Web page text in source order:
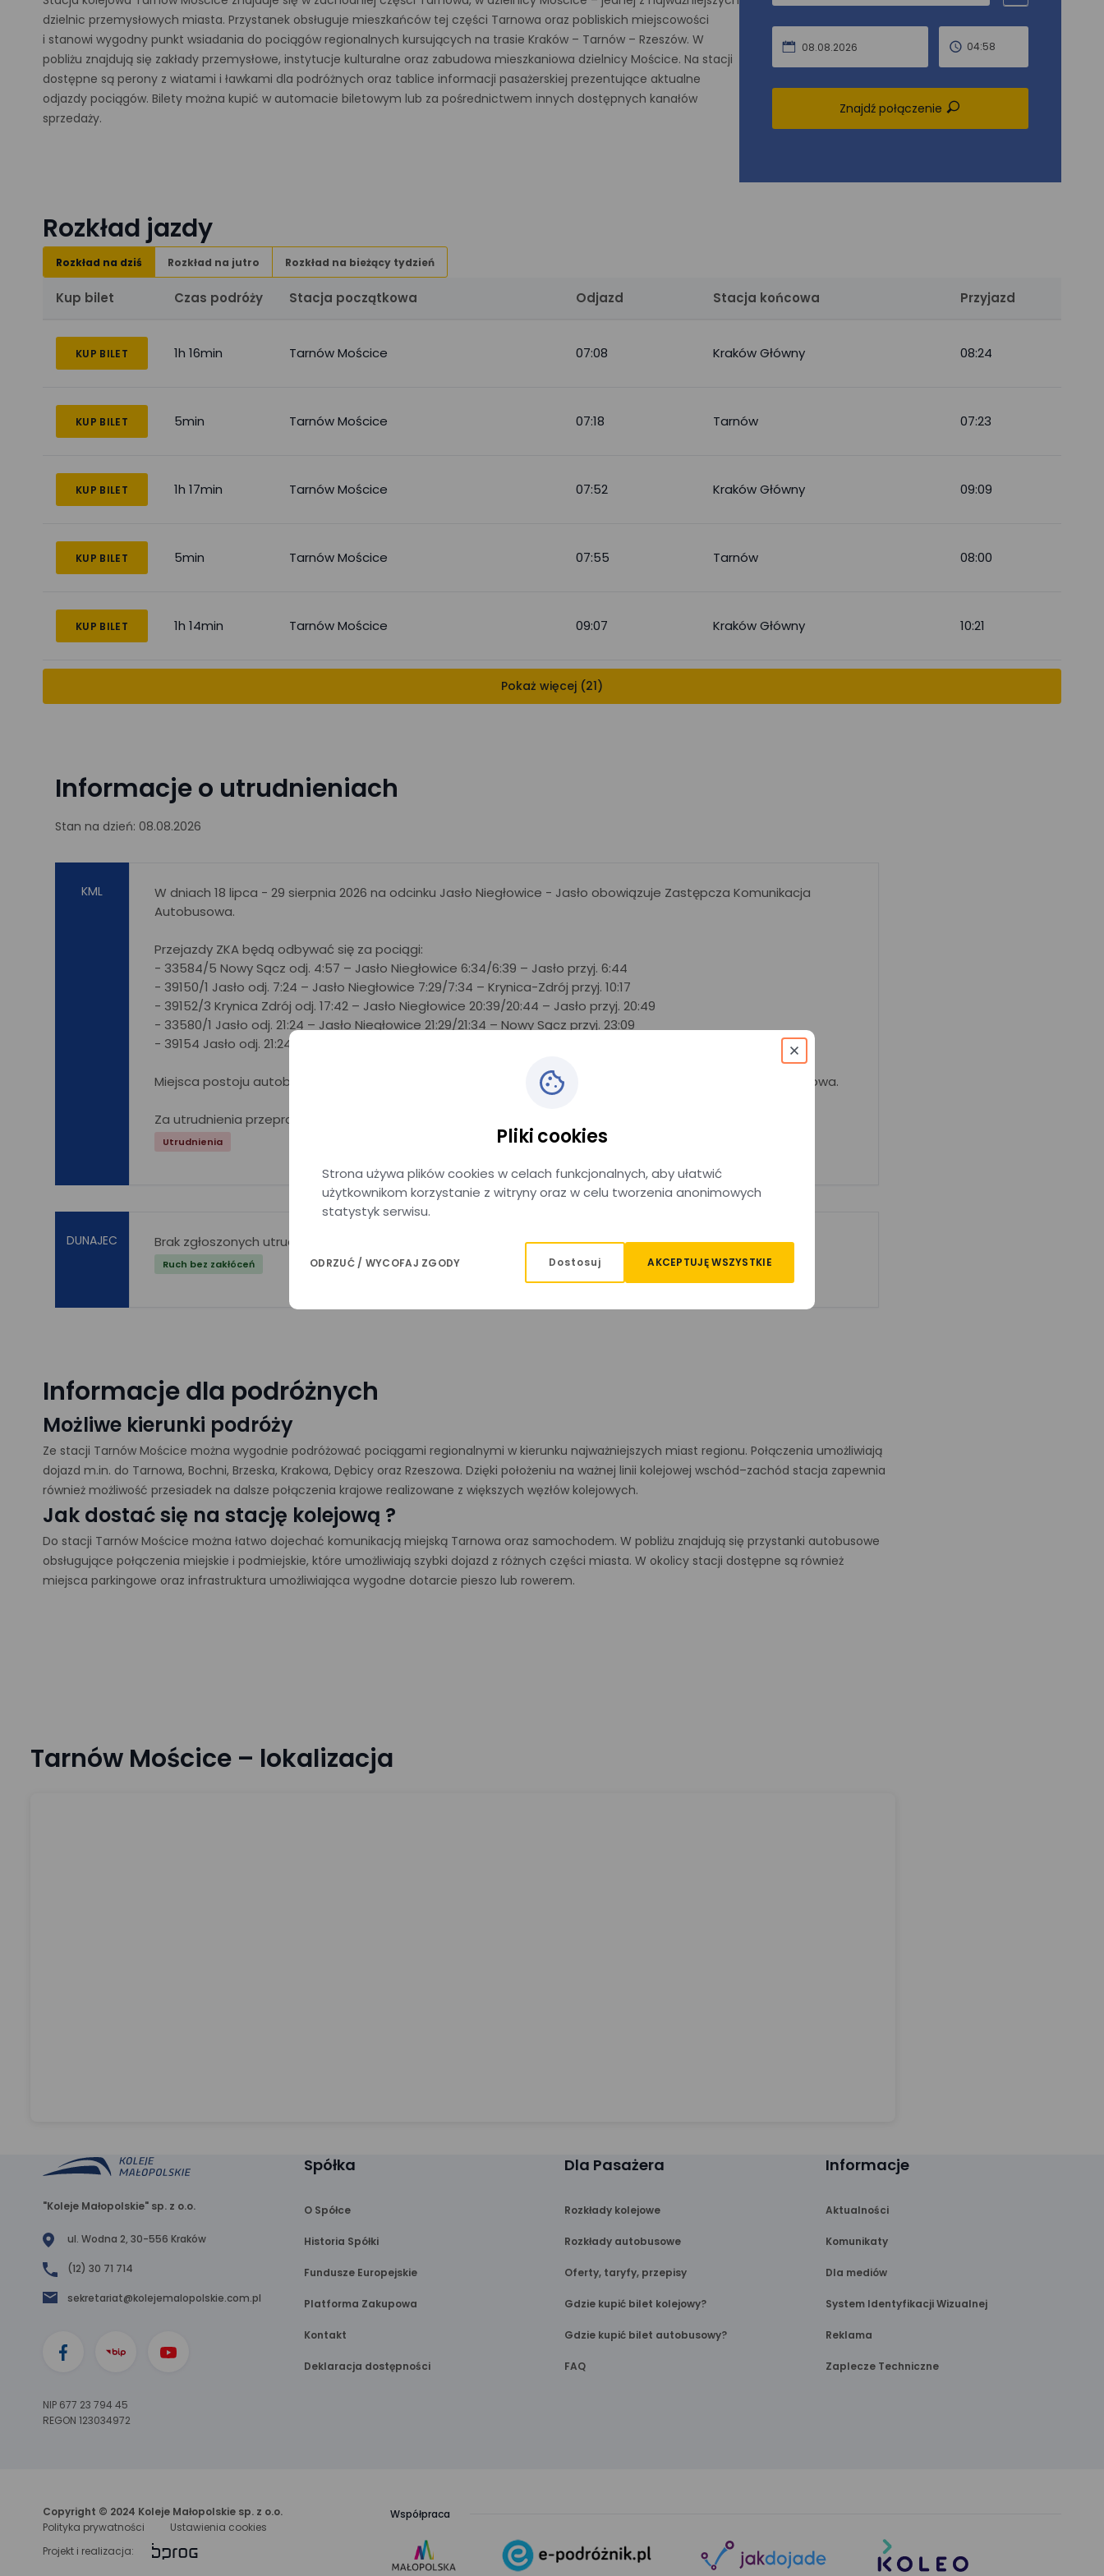
dzielnic przemysłowych miasta. Przystanek obsługuje mieszkańców tej części Tarnowa oraz pobliskich miejscowości
i stanowi wygodny punkt wsiadania do pociągów regionalnych kursujących na trasie Kraków – Tarnów – Rzeszów. W
pobliżu znajdują się zakłady przemysłowe, instytucje kulturalne oraz zabudowa mieszkaniowa dzielnicy Mościce. Na stacji
dostępne są perony z wiatami i ławkami dla podróżnych oraz tablice informacji pasażerskiej prezentujące aktualne
odjazdy pociągów. Bilety można kupić w automacie biletowym lub za pośrednictwem innych dostępnych kanałów
sprzedaży.
08.08.2026 04:58
Znajdź połączenie
Rozkład jazdy
Rozkład na dziś Rozkład na jutro Rozkład na bieżący tydzień
Kup bilet Czas podróży Stacja początkowa Odjazd Stacja końcowa Przyjazd
KUP BILET 1h 16min Tarnów Mościce 07:08 Kraków Główny 08:24
KUP BILET 5min Tarnów Mościce 07:18 Tarnów 07:23
KUP BILET 1h 17min Tarnów Mościce 07:52 Kraków Główny 09:09
KUP BILET 5min Tarnów Mościce 07:55 Tarnów 08:00
KUP BILET 1h 14min Tarnów Mościce 09:07 Kraków Główny 10:21
Pokaż więcej (21)
Informacje o utrudnieniach
Stan na dzień: 08.08.2026
KML
W dniach 18 lipca - 29 sierpnia 2026 na odcinku Jasło Niegłowice - Jasło obowiązuje Zastępcza Komunikacja
Autobusowa.
Przejazdy ZKA będą odbywać się za pociągi:
- 33584/5 Nowy Sącz odj. 4:57 – Jasło Niegłowice 6:34/6:39 – Jasło przyj. 6:44
- 39150/1 Jasło odj. 7:24 – Jasło Niegłowice 7:29/7:34 – Krynica-Zdrój przyj. 10:17
- 39152/3 Krynica Zdrój odj. 17:42 – Jasło Niegłowice 20:39/20:44 – Jasło przyj. 20:49
- 33580/1 Jasło odj. 21:24 – Jasło Niegłowice 21:29/21:34 – Nowy Sącz przyj. 23:09
- 39154 Jasło odj. 21:24 – Jasło Niegłowice 21:29/21:34 – Tarnów przyj. 23:30
Miejsca postoju autobusów ZKA dostępne są w zakładce Rozkłady jazdy->Zastępcza Komunikacja Autobusowa.
Za utrudnienia przepraszamy
Utrudnienia
DUNAJEC Brak zgłoszonych utrudnień w ruchu.
Ruch bez zakłóceń
Informacje dla podróżnych
Możliwe kierunki podróży
Ze stacji Tarnów Mościce można wygodnie podróżować pociągami regionalnymi w kierunku najważniejszych miast regionu. Połączenia umożliwiają
dojazd m.in. do Tarnowa, Bochni, Brzeska, Krakowa, Dębicy oraz Rzeszowa. Dzięki położeniu na ważnej linii kolejowej wschód–zachód stacja zapewnia
również możliwość przesiadek na dalsze połączenia krajowe realizowane z większych węzłów kolejowych.
Jak dostać się na stację kolejową ?
Do stacji Tarnów Mościce można łatwo dojechać komunikacją miejską Tarnowa oraz samochodem. W pobliżu znajdują się przystanki autobusowe
obsługujące połączenia miejskie i podmiejskie, które umożliwiają szybki dojazd z różnych części miasta. W okolicy stacji dostępne są również
miejsca parkingowe oraz infrastruktura umożliwiająca wygodne dotarcie pieszo lub rowerem.
Tarnów Mościce – lokalizacja
"Koleje Małopolskie" sp. z o.o.
ul. Wodna 2, 30-556 Kraków
(12) 30 71 714
sekretariat@kolejemalopolskie.com.pl
NIP 677 23 794 45
REGON 123034972
Spółka
O Spółce
Historia Spółki
Fundusze Europejskie
Platforma Zakupowa
Kontakt
Deklaracja dostępności
Dla Pasażera
Rozkłady kolejowe
Rozkłady autobusowe
Oferty, taryfy, przepisy
Gdzie kupić bilet kolejowy?
Gdzie kupić bilet autobusowy?
FAQ
Informacje
Aktualności
Komunikaty
Dla mediów
System Identyfikacji Wizualnej
Reklama
Zaplecze Techniczne
Copyright © 2024 Koleje Małopolskie sp. z o.o.
Polityka prywatności
Ustawienia cookies
Projekt i realizacja:
link
Współpraca
link
otwiera
otwiera
Pliki cookies
Strona używa plików cookies w celach funkcjonalnych, aby ułatwić
użytkownikom korzystanie z witryny oraz w celu tworzenia anonimowych
statystyk serwisu.
ODRZUĆ / WYCOFAJ ZGODY Dostosuj AKCEPTUJĘ WSZYSTKIE